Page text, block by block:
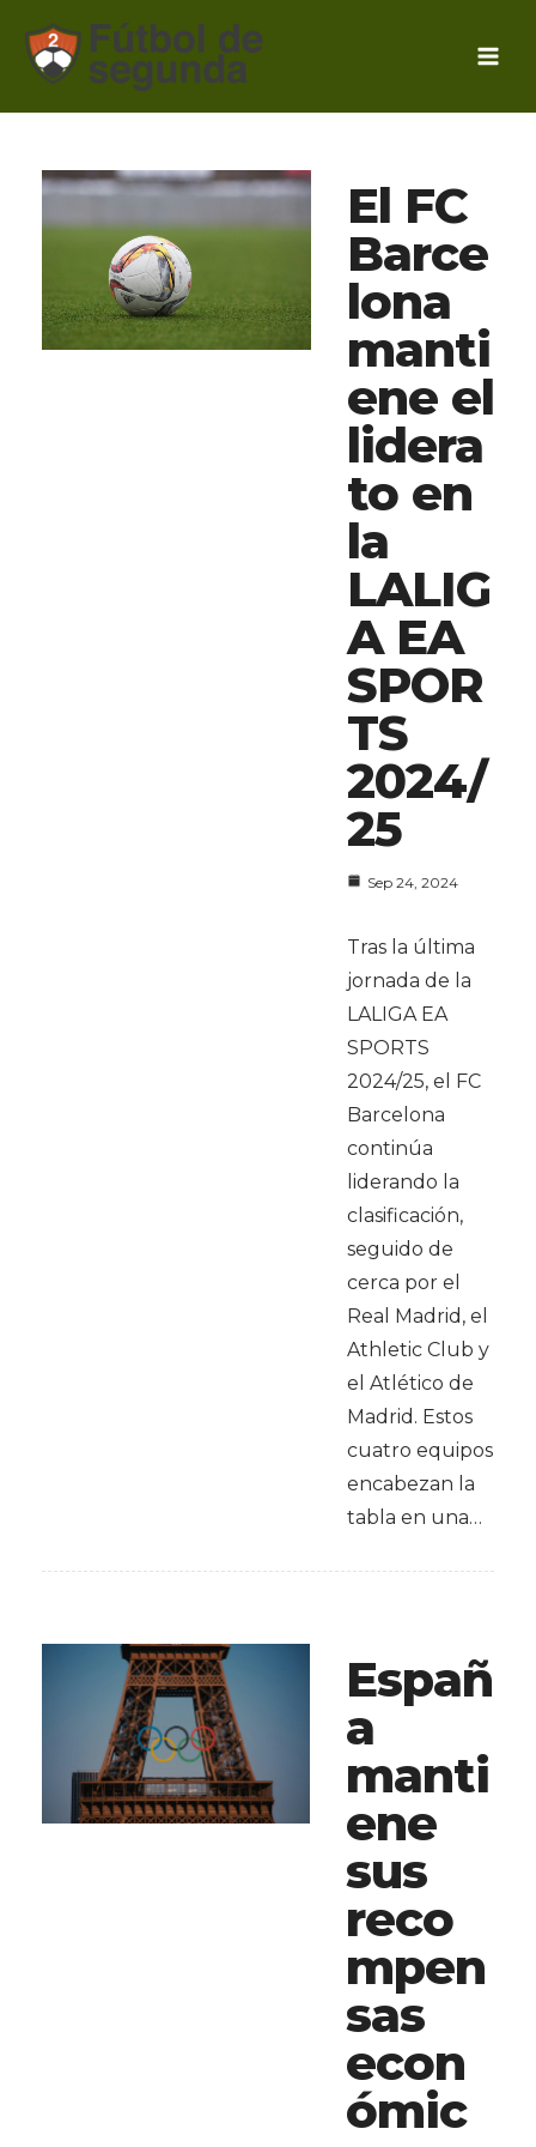
contenido
El FC
Barce
lona
manti
ene el
lidera
to en
la
LALIG
A EA
SPOR
TS
2024/
25
Sep 24, 2024
Tras la última
jornada de la
LALIGA EA
SPORTS
2024/25, el FC
Barcelona
continúa
liderando la
clasificación,
seguido de
cerca por el
Real Madrid, el
Athletic Club y
el Atlético de
Madrid. Estos
cuatro equipos
encabezan la
tabla en una…
Españ
a
manti
ene
sus
reco
mpen
sas
econ
ómic